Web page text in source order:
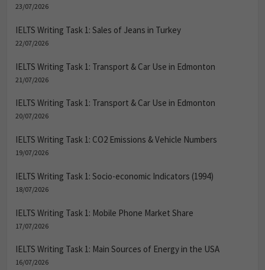
23/07/2026
IELTS Writing Task 1: Sales of Jeans in Turkey
22/07/2026
IELTS Writing Task 1: Transport & Car Use in Edmonton
21/07/2026
IELTS Writing Task 1: Transport & Car Use in Edmonton
20/07/2026
IELTS Writing Task 1: CO2 Emissions & Vehicle Numbers
19/07/2026
IELTS Writing Task 1: Socio-economic Indicators (1994)
18/07/2026
IELTS Writing Task 1: Mobile Phone Market Share
17/07/2026
IELTS Writing Task 1: Main Sources of Energy in the USA
16/07/2026